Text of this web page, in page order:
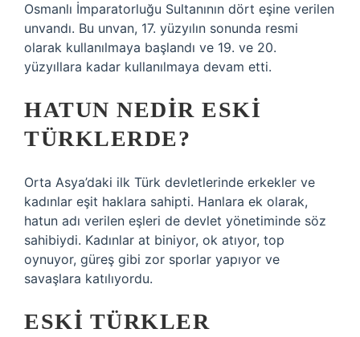
Osmanlı İmparatorluğu Sultanının dört eşine verilen
unvandı. Bu unvan, 17. yüzyılın sonunda resmi
olarak kullanılmaya başlandı ve 19. ve 20.
yüzyıllara kadar kullanılmaya devam etti.
HATUN NEDIR ESKI
TÜRKLERDE?
Orta Asya’daki ilk Türk devletlerinde erkekler ve
kadınlar eşit haklara sahipti. Hanlara ek olarak,
hatun adı verilen eşleri de devlet yönetiminde söz
sahibiydi. Kadınlar at biniyor, ok atıyor, top
oynuyor, güreş gibi zor sporlar yapıyor ve
savaşlara katılıyordu.
ESKI TÜRKLER